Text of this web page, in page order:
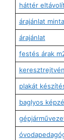
háttér
árajánlat minta
árajánlat
festés árak
plakát
baglyos